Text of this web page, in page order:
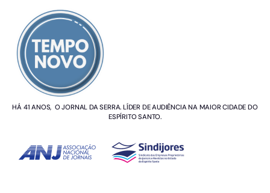
HÁ 41 ANOS, O JORNAL DA SERRA. LÍDER DE AUDIÊNCIA NA MAIOR CIDADE DO
ESPÍRITO SANTO.